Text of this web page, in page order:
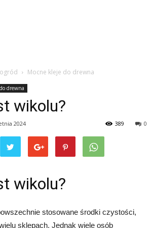
Mocne kleje do drewna
drewna
wikolu?
2024 0
389
wikolu?
stosowane środki czystości,
sklepach. Jednak wiele osób